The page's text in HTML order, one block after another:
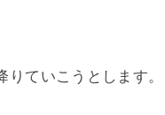
ていこうとします。